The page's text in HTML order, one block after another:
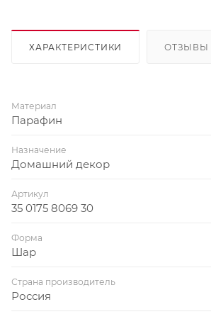
ХАРАКТЕРИСТИКИ ОТЗЫВЫ
Материал
Парафин
Назначение
Домашний декор
Артикул
35 0175 8069 30
Форма
Шар
Страна производитель
Россия